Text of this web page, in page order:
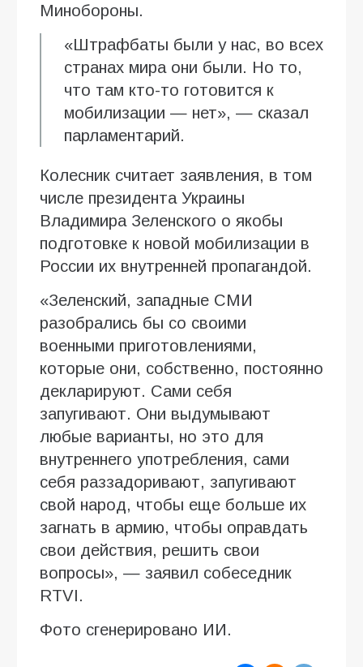
Минобороны.
«Штрафбаты были у нас, во всех
странах мира они были. Но то,
что там кто-то готовится к
мобилизации — нет», — сказал
парламентарий.
Колесник считает заявления, в том
числе президента Украины
Владимира Зеленского о якобы
подготовке к новой мобилизации в
России их внутренней пропагандой.
«Зеленский, западные СМИ
разобрались бы со своими
военными приготовлениями,
которые они, собственно, постоянно
декларируют. Сами себя
запугивают. Они выдумывают
любые варианты, но это для
внутреннего употребления, сами
себя раззадоривают, запугивают
свой народ, чтобы еще больше их
загнать в армию, чтобы оправдать
свои действия, решить свои
вопросы», — заявил собеседник
RTVI.
Фото сгенерировано ИИ.